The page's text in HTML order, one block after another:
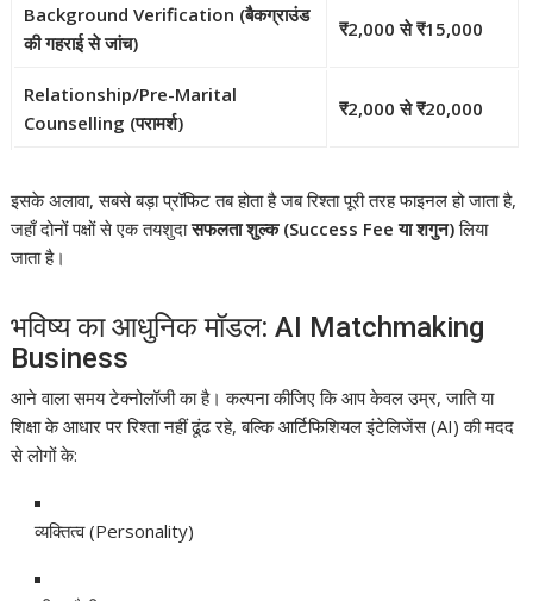
Background Verification (बैकग्राउंड
की गहराई से जांच)
₹2,000 से ₹15,000
Relationship/Pre-Marital
Counselling (परामर्श)
₹2,000 से ₹20,000
इसके अलावा, सबसे बड़ा प्रॉफिट तब होता है जब रिश्ता पूरी तरह फाइनल हो जाता है,
जहाँ दोनों पक्षों से एक तयशुदासफलता शुल्क (Success Fee या शगुन)लिया
जाता है।
भविष्य का आधुनिक मॉडल: AI Matchmaking
Business
आने वाला समय टेक्नोलॉजी का है। कल्पना कीजिए कि आप केवल उम्र, जाति या
शिक्षा के आधार पर रिश्ता नहीं ढूंढ रहे, बल्कि आर्टिफिशियल इंटेलिजेंस (AI) की मदद
से लोगों के:
व्यक्तित्व (Personality)